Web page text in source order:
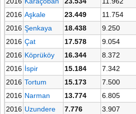
2016 Aşkale 23.449 11.754
2016 Şenkaya 18.438 9.250
2016 Çat 17.578 9.054
2016 Köprüköy 16.344 8.372
2016 İspir 15.184 7.342
2016 Tortum 15.173 7.500
2016 Narman 13.774 6.805
2016 Uzundere 7.776 3.907